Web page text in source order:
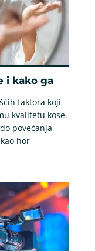
i kako ga
faktora koji
kvalitetu kose.
povećanja
hor